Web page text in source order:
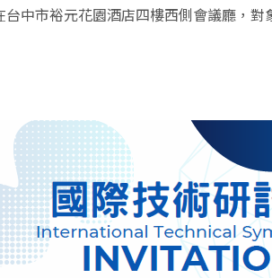
中市裕元花園酒店四樓西側會議廳，